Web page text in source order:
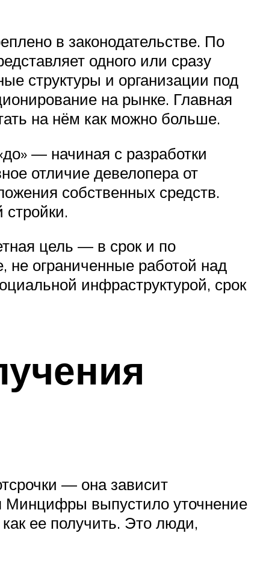
в законодательстве. По
одного или сразу
структуры и организации под
на рынке. Главная
на нём как можно больше.
— начиная с разработки
отличие девелопера от
собственных средств.
цель — в срок и по
не ограниченные работой над
инфраструктурой, срок
— она зависит
Минцифры выпустило уточнение
ее получить. Это люди,